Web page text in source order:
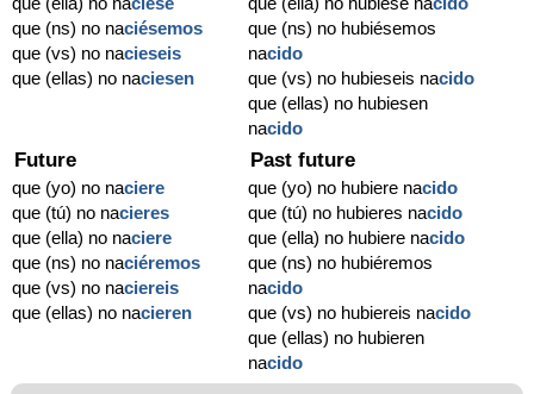
que (ns) no naciésemos
que (vs) no nacieseis
que (ellas) no naciesen
que (ns) no hubiésemos
nacido
que (vs) no hubieseis nacido
que (ellas) no hubiesen
nacido
Future
que (yo) no naciere
que (tú) no nacieres
que (ella) no naciere
que (ns) no naciéremos
que (vs) no naciereis
que (ellas) no nacieren
Past future
que (yo) no hubiere nacido
que (tú) no hubieres nacido
que (ella) no hubiere nacido
que (ns) no hubiéremos
nacido
que (vs) no hubiereis nacido
que (ellas) no hubieren
nacido